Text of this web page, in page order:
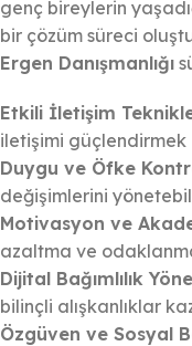
genç bireylerin
bir çözüm süreci
Ergen Danışmanlığı
Etkili İletişim
iletişimi güçlendirmek
Duygu ve Öfke
değişimlerini
Motivasyon ve
azaltma ve
Dijital Bağımlılık
bilinçli alışkanlıklar
Özgüven ve Sosyal